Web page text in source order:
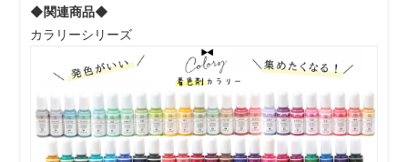
◆関連商品◆
カラリーシリーズ